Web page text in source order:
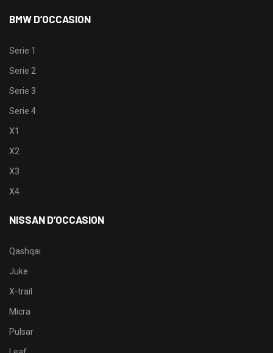
BMW D’OCCASION
Serie 1
Serie 2
Serie 3
Serie 4
X1
X2
X3
X4
NISSAN D’OCCASION
Qashqai
Juke
X-trail
Micra
Pulsar